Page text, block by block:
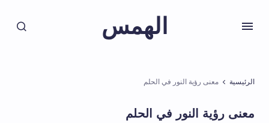
الهمس
الرئيسية معنى رؤية النور في الحلم
معنى رؤية النور في الحلم